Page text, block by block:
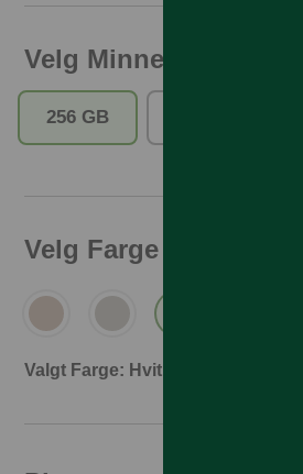
Velg Minne
256 GB
Velg Farge
Valgt Farge: Hvit Titan